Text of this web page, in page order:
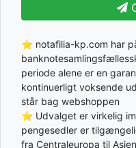
⭐ notafilia-kp.com har
periode alene er en
kontinuerligt voksende
står bag webshoppen
⭐ Udvalget er virkelig
pengesedler er
fra Centraleuropa til